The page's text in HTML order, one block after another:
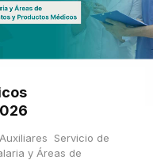
Servicio de
y Áreas de